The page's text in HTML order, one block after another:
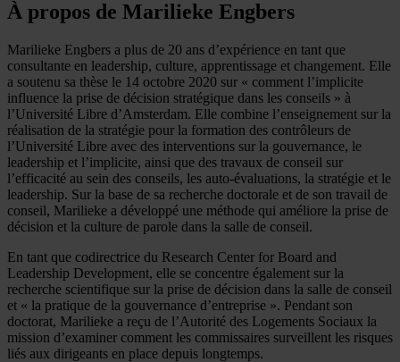
À propos de Marilieke Engbers
Marilieke Engbers a plus de 20 ans d’expérience en tant que
consultante en leadership, culture, apprentissage et changement. Elle
a soutenu sa thèse le 14 octobre 2020 sur « comment l’implicite
influence la prise de décision stratégique dans les conseils » à
l’Université Libre d’Amsterdam. Elle combine l’enseignement sur la
réalisation de la stratégie pour la formation des contrôleurs de
l’Université Libre avec des interventions sur la gouvernance, le
leadership et l’implicite, ainsi que des travaux de conseil sur
l’efficacité au sein des conseils, les auto-évaluations, la stratégie et le
leadership. Sur la base de sa recherche doctorale et de son travail de
conseil, Marilieke a développé une méthode qui améliore la prise de
décision et la culture de parole dans la salle de conseil.
En tant que codirectrice du Research Center for Board and
Leadership Development, elle se concentre également sur la
recherche scientifique sur la prise de décision dans la salle de conseil
et « la pratique de la gouvernance d’entreprise ». Pendant son
doctorat, Marilieke a reçu de l’Autorité des Logements Sociaux la
mission d’examiner comment les commissaires surveillent les risques
liés aux dirigeants en place depuis longtemps.